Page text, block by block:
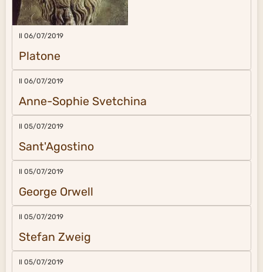
Il 06/07/2019
Platone
Il 06/07/2019
Anne-Sophie Svetchina
Il 05/07/2019
Sant'Agostino
Il 05/07/2019
George Orwell
Il 05/07/2019
Stefan Zweig
Il 05/07/2019